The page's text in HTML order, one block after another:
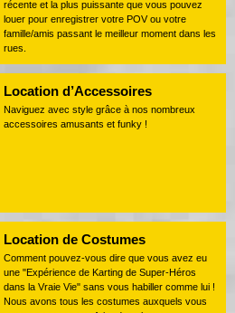
récente et la plus puissante que vous pouvez
louer pour enregistrer votre POV ou votre
famille/amis passant le meilleur moment dans les
rues.
Location d’Accessoires
Naviguez avec style grâce à nos nombreux
accessoires amusants et funky !
Location de Costumes
Comment pouvez-vous dire que vous avez eu
une "Expérience de Karting de Super-Héros
dans la Vraie Vie" sans vous habiller comme lui !
Nous avons tous les costumes auxquels vous